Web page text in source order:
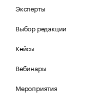
Эксперты
Выбор редакции
Кейсы
Вебинары
Мероприятия